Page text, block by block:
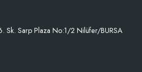
Sk. Sarp Plaza No:1/2 Nilüfer/BURSA